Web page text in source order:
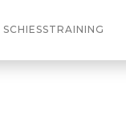
SCHIESSTRAINING